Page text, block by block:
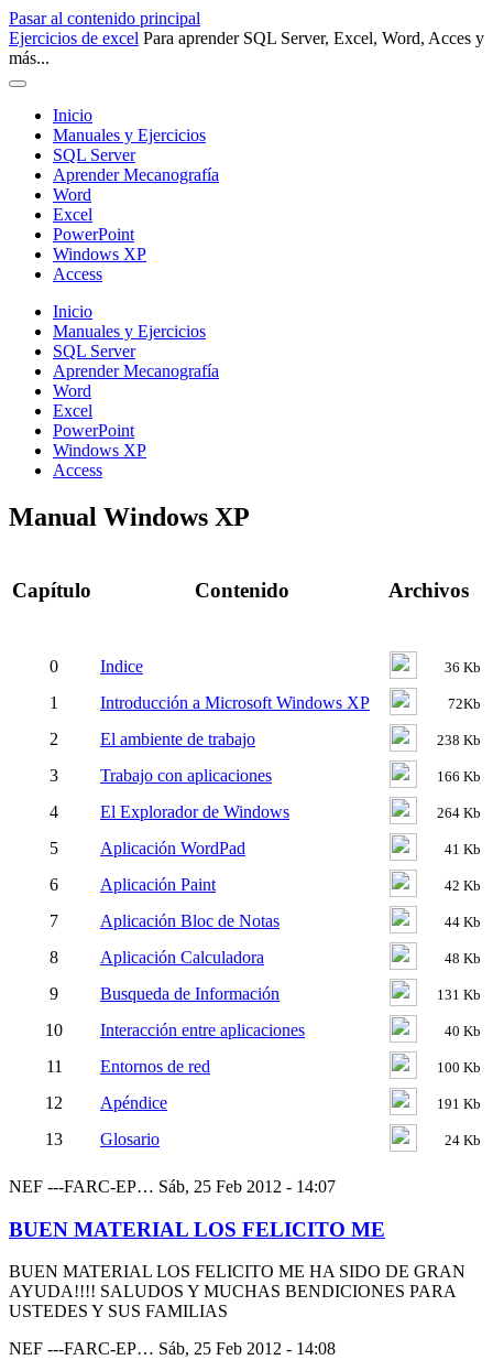
Pasar al contenido principal
Ejercicios de excel Para aprender SQL Server, Excel, Word, Acces y
más...
Inicio
Manuales y Ejercicios
SQL Server
Aprender Mecanografía
Word
Excel
PowerPoint
Windows XP
Access
Inicio
Manuales y Ejercicios
SQL Server
Aprender Mecanografía
Word
Excel
PowerPoint
Windows XP
Access
Manual Windows XP
Capítulo Contenido Archivos
0 Indice 36 Kb
1 Introducción a Microsoft Windows XP 72Kb
2 El ambiente de trabajo 238 Kb
3 Trabajo con aplicaciones 166 Kb
4 El Explorador de Windows 264 Kb
5 Aplicación WordPad 41 Kb
6 Aplicación Paint 42 Kb
7 Aplicación Bloc de Notas 44 Kb
8 Aplicación Calculadora 48 Kb
9 Busqueda de Información 131 Kb
10 Interacción entre aplicaciones 40 Kb
11 Entornos de red 100 Kb
12 Apéndice 191 Kb
13 Glosario 24 Kb
NEF ---FARC-EP… Sáb, 25 Feb 2012 - 14:07
BUEN MATERIAL LOS FELICITO ME
BUEN MATERIAL LOS FELICITO ME HA SIDO DE GRAN
AYUDA!!!! SALUDOS Y MUCHAS BENDICIONES PARA
USTEDES Y SUS FAMILIAS
NEF ---FARC-EP… Sáb, 25 Feb 2012 - 14:08